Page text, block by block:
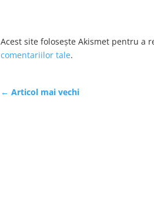
Acest site folosește Akismet pentru a
comentariilor tale.
← Articol mai vechi